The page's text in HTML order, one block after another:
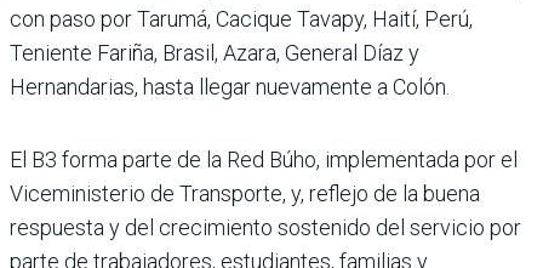
con paso por Tarumá, Cacique Tavapy, Haití, Perú,
Teniente Fariña, Brasil, Azara, General Díaz y
Hernandarias, hasta llegar nuevamente a Colón.
El B3 forma parte de la Red Búho, implementada por el
Viceministerio de Transporte, y, reflejo de la buena
respuesta y del crecimiento sostenido del servicio por
parte de trabajadores, estudiantes, familias y